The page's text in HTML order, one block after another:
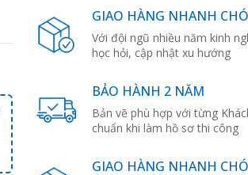
GIAO HÀNG NHANH
Với đội ngũ nhiều năm kinh
học hỏi, cập nhật xu hướng
BẢO HÀNH 2 NĂM
Bản vẽ phù hợp với từng
chuẩn khi làm hồ sơ thi công
GIAO HÀNG NHANH